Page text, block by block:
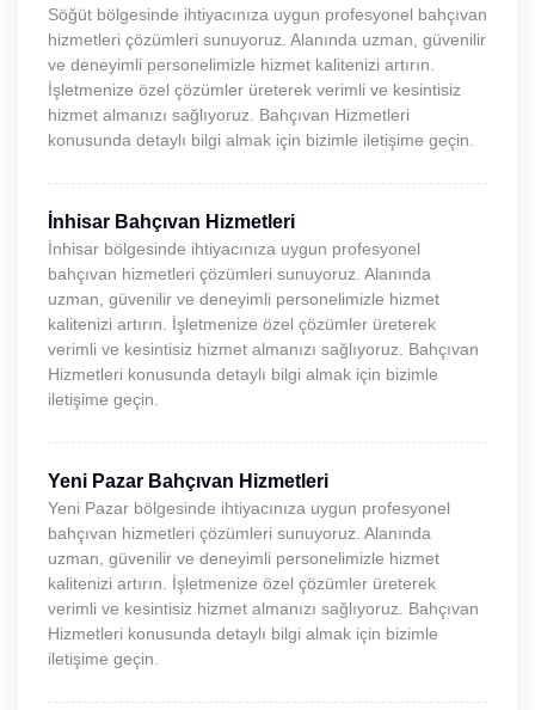
Söğüt bölgesinde ihtiyacınıza uygun profesyonel bahçıvan
hizmetleri çözümleri sunuyoruz. Alanında uzman, güvenilir
ve deneyimli personelimizle hizmet kalitenizi artırın.
İşletmenize özel çözümler üreterek verimli ve kesintisiz
hizmet almanızı sağlıyoruz. Bahçıvan Hizmetleri
konusunda detaylı bilgi almak için bizimle iletişime geçin.
İnhisar Bahçıvan Hizmetleri
İnhisar bölgesinde ihtiyacınıza uygun profesyonel
bahçıvan hizmetleri çözümleri sunuyoruz. Alanında
uzman, güvenilir ve deneyimli personelimizle hizmet
kalitenizi artırın. İşletmenize özel çözümler üreterek
verimli ve kesintisiz hizmet almanızı sağlıyoruz. Bahçıvan
Hizmetleri konusunda detaylı bilgi almak için bizimle
iletişime geçin.
Yeni Pazar Bahçıvan Hizmetleri
Yeni Pazar bölgesinde ihtiyacınıza uygun profesyonel
bahçıvan hizmetleri çözümleri sunuyoruz. Alanında
uzman, güvenilir ve deneyimli personelimizle hizmet
kalitenizi artırın. İşletmenize özel çözümler üreterek
verimli ve kesintisiz hizmet almanızı sağlıyoruz. Bahçıvan
Hizmetleri konusunda detaylı bilgi almak için bizimle
iletişime geçin.